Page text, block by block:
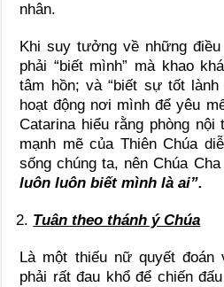
nhân.
Khi suy tưởng về những
phải “biết mình” mà khao
tâm hồn; và “biết sự tốt lành
hoạt động nơi mình để yêu
Catarina hiểu rằng phòng nội
mạnh mẽ của Thiên Chúa
sống chúng ta, nên Chúa
luôn luôn biết mình là ai”.
Tuân theo thánh ý Chúa
Là một thiếu nữ quyết
phải rất đau khổ để chiến